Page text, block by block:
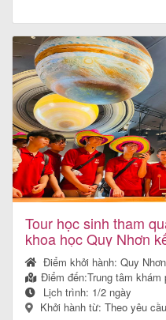
Tour học sinh tham
khoa học Quy Nhơn
ngàyĐiểm khởi hành:Quy Nhơn
Điểm đến:Trung tâm khám
Lịch trình: 1/2 ngày
Khởi hành từ: Theo yêu cầu